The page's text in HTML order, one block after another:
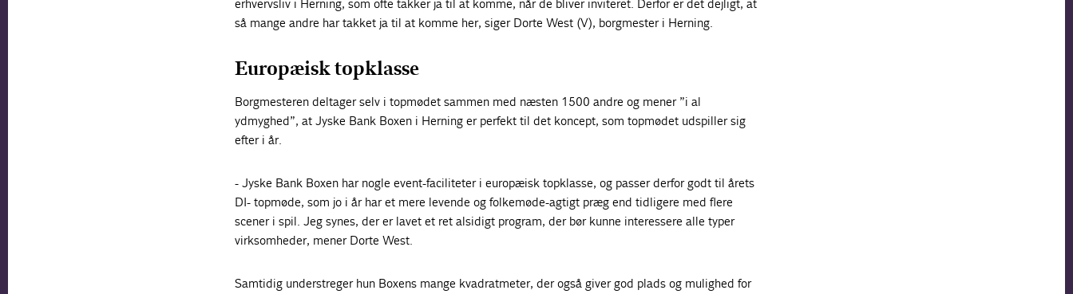
erhvervsliv i Herning, som ofte takker ja til at komme, når de bliver inviteret. Derfor er det dejligt, at
så mange andre har takket ja til at komme her, siger Dorte West (V), borgmester i Herning.
Europæisk topklasse
Borgmesteren deltager selv i topmødet sammen med næsten 1500 andre og mener ”i al
ydmyghed”, at Jyske Bank Boxen i Herning er perfekt til det koncept, som topmødet udspiller sig
efter i år.
- Jyske Bank Boxen har nogle event-faciliteter i europæisk topklasse, og passer derfor godt til årets
DI- topmøde, som jo i år har et mere levende og folkemøde-agtigt præg end tidligere med flere
scener i spil. Jeg synes, der er lavet et ret alsidigt program, der bør kunne interessere alle typer
virksomheder, mener Dorte West.
Samtidig understreger hun Boxens mange kvadratmeter, der også giver god plads og mulighed for